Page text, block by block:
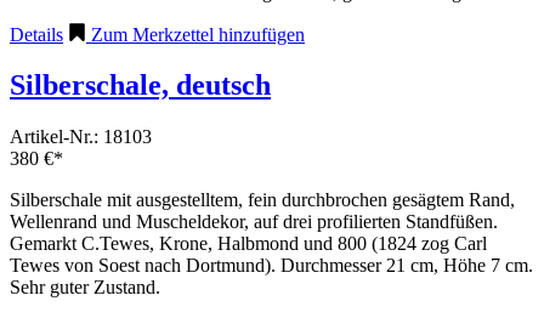
Details Zum Merkzettel hinzufügen
Silberschale, deutsch
Artikel-Nr.: 18103
380 €*
Silberschale mit ausgestelltem, fein durchbrochen gesägtem Rand,
Wellenrand und Muscheldekor, auf drei profilierten Standfüßen.
Gemarkt C.Tewes, Krone, Halbmond und 800 (1824 zog Carl
Tewes von Soest nach Dortmund). Durchmesser 21 cm, Höhe 7 cm.
Sehr guter Zustand.